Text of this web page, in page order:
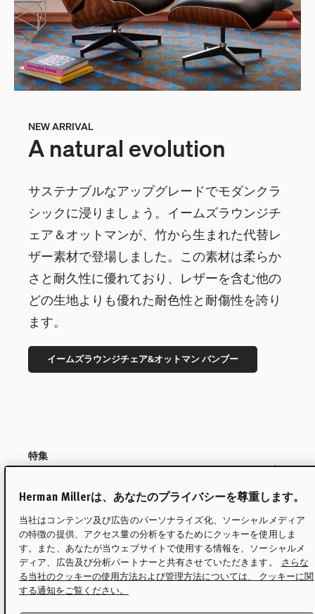
NEW ARRIVAL
A natural evolution
サステナブルなアップグレードでモダンクラ
シックに浸りましょう。イームズラウンジチ
ェア＆オットマンが、竹から生まれた代替レ
ザー素材で登場しました。この素材は柔らか
さと耐久性に優れており、レザーを含む他の
どの生地よりも優れた耐色性と耐傷性を誇り
ます。
イームズラウンジチェア&オットマン バンブー
特集
イームズラウンジチェアの決
定版ガイド
世界で最も知られるデザインの1つであるイー
ムズラウンジチェアについて、あらゆる疑問
にお答えします。
Herman Millerは、あなたのプライバシーを尊重します。
当社はコンテンツ及び広告のパーソナライズ化、ソーシャルメディア
の特徴の提供、アクセス量の分析をするためにクッキーを使用しま
す。また、あなたが当ウェブサイトで使用する情報を、ソーシャルメ
ディア、広告及び分析パートナーと共有させていただきます。
さらな
る当社のクッキーの使用方法および管理方法については、 クッキーに関
する通知をご覧ください。